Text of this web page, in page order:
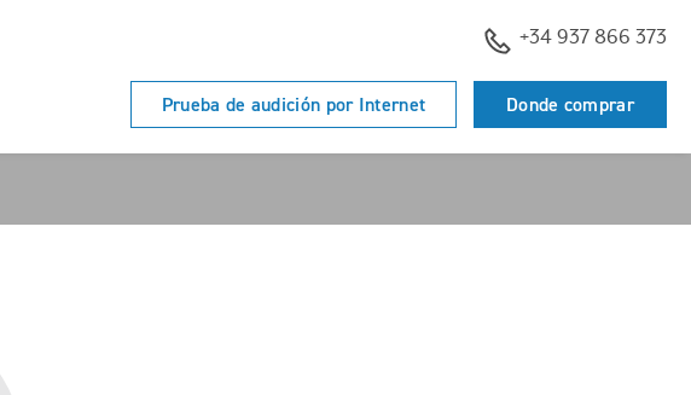
+34 937 866 373
Prueba de audición por Internet Donde comprar